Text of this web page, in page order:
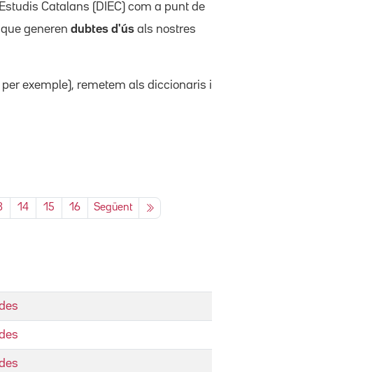
Catalans (DIEC) com a punt de
generen dubtes d'ús als nostres
exemple), remetem als diccionaris i
14 15 16 Següent